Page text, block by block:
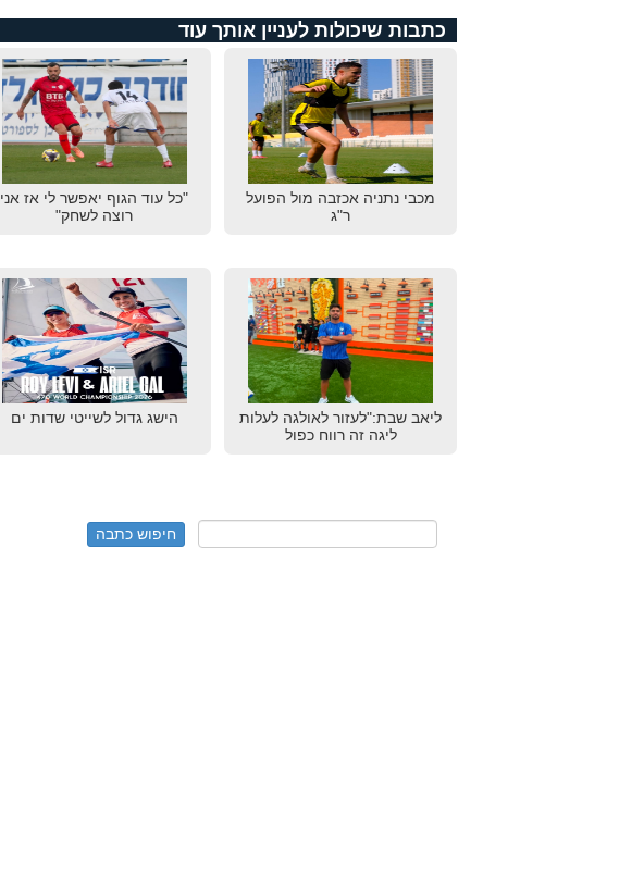
כתבות שיכולות לעניין אותך עוד
מכבי נתניה אכזבה מול הפועל
ר"ג
"כל עוד הגוף יאפשר לי אז אני
רוצה לשחק"
ליאב שבת:"לעזור לאולגה לעלות
ליגה זה רווח כפול
הישג גדול לשייטי שדות ים